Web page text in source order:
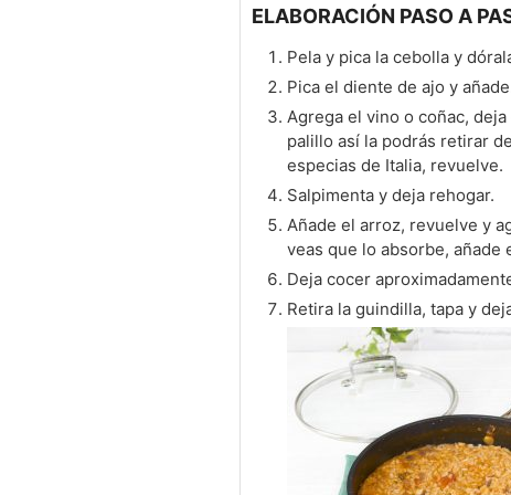
ELABORACIÓN PASO A
Pela y pica la cebolla y
Pica el diente de ajo y
Agrega el vino o coñac,
palillo así la podrás retirar
especias de Italia, revuelve.
Salpimenta y deja rehogar.
Añade el arroz, revuelve y
veas que lo absorbe, añade
Deja cocer
Retira la guindilla, tapa y